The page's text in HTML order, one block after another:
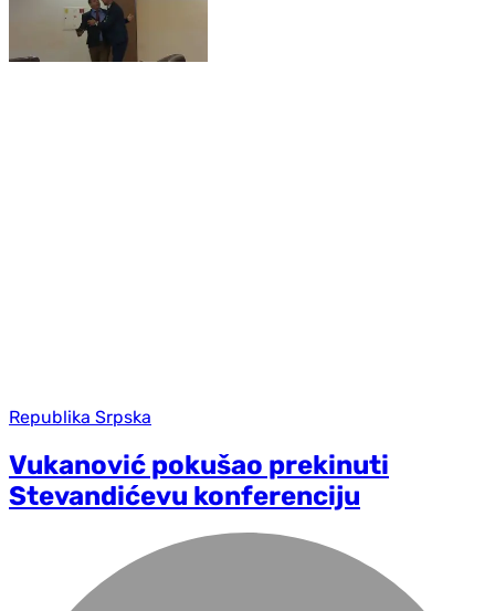
Republika Srpska
Vukanović pokušao prekinuti
Stevandićevu konferenciju